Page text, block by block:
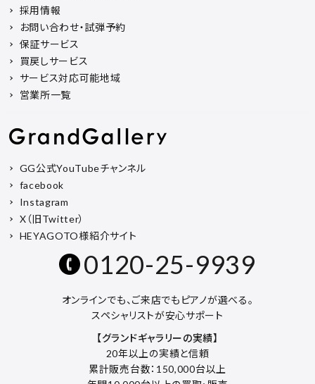
採用情報
お問い合わせ・試弾予約
保証サービス
買戻しサービス
サービス対応可能地域
営業所一覧
GG公式YouTubeチャンネル
facebook
Instagram
X（旧Twitter）
HEYAGOTO様紹介サイト
0120-25-9939
オンラインでも、ご来店でもピアノが選べる。
スペシャリストが安心サポート
【グランドギャラリーの実績】
20年以上の実績と信頼
累計販売台数：150,000台以上